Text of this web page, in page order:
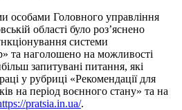
особами Головного управління
області було роз’яснено
системи
та наголошено на можливості
запитувані питання, які
у рубриці «Рекомендації для
на період воєнного стану» та на
pratsia.in.ua/.